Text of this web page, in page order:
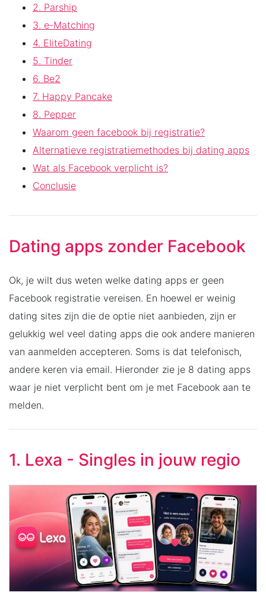
2. Parship
3. e-Matching
4. EliteDating
5. Tinder
6. Be2
7. Happy Pancake
8. Pepper
Waarom geen facebook bij registratie?
Alternatieve registratiemethodes bij dating apps
Wat als Facebook verplicht is?
Conclusie
Dating apps zonder Facebook
Ok, je wilt dus weten welke dating apps er geen
Facebook registratie vereisen. En hoewel er weinig
dating sites zijn die de optie niet aanbieden, zijn er
gelukkig wel veel dating apps die ook andere manieren
van aanmelden accepteren. Soms is dat telefonisch,
andere keren via email. Hieronder zie je 8 dating apps
waar je niet verplicht bent om je met Facebook aan te
melden.
1. Lexa - Singles in jouw regio